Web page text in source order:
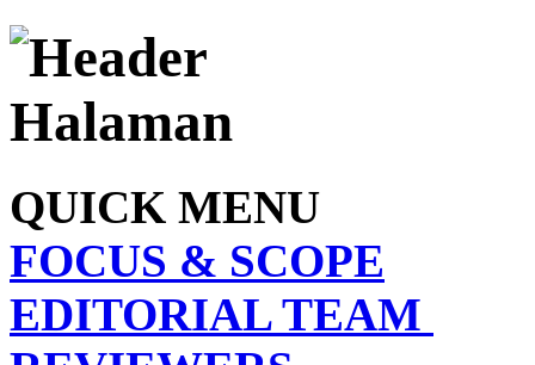
QUICK MENU
FOCUS & SCOPE
EDITORIAL TEAM